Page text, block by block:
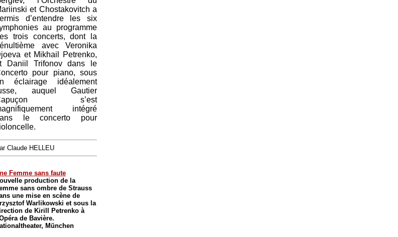
et Chostakovitch a
d’entendre les six
au programme
trois concerts, dont la
avec Veronika
et Mikhail Petrenko,
Daniil Trifonov dans le
pour piano, sous
éclairage idéalement
auquel Gautier
s’est
intégré
le concerto pour
Claude HELLEU
Femme sans faute
production de la
sans ombre de Strauss
une mise en scène de
Warlikowski et sous la
de Kirill Petrenko à
de Bavière.
München